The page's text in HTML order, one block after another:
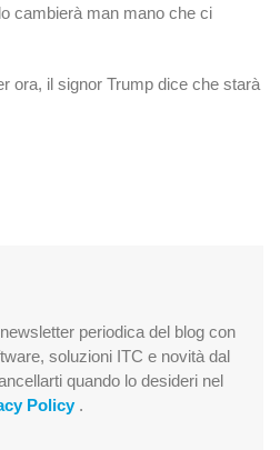
cambierà man mano che ci
ora, il signor Trump dice che starà
periodica del blog con
soluzioni ITC e novità dal
quando lo desideri nel
Policy.